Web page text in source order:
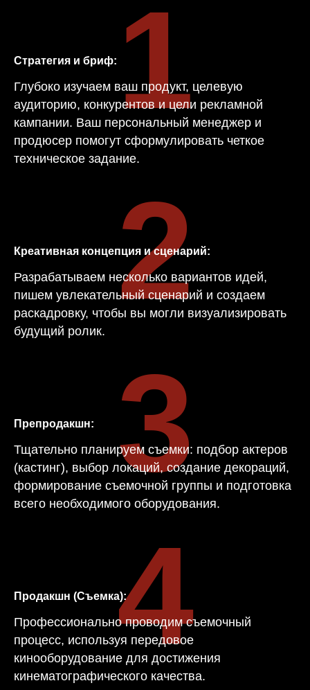
Стратегия и бриф:
Глубоко изучаем ваш продукт, целевую
аудиторию, конкурентов и цели рекламной
кампании. Ваш персональный менеджер и
продюсер помогут сформулировать четкое
техническое задание.
1
Креативная концепция и сценарий:
Разрабатываем несколько вариантов идей,
пишем увлекательный сценарий и создаем
раскадровку, чтобы вы могли визуализировать
будущий ролик.
2
Препродакшн:
Тщательно планируем съемки: подбор актеров
(кастинг), выбор локаций, создание декораций,
формирование съемочной группы и подготовка
всего необходимого оборудования.
3
Продакшн (Съемка):
Профессионально проводим съемочный
процесс, используя передовое
кинооборудование для достижения
кинематографического качества.
4